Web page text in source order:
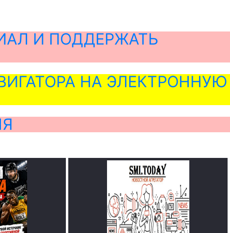
И ПОДДЕРЖАТЬ
НА ЭЛЕКТРОННУЮ